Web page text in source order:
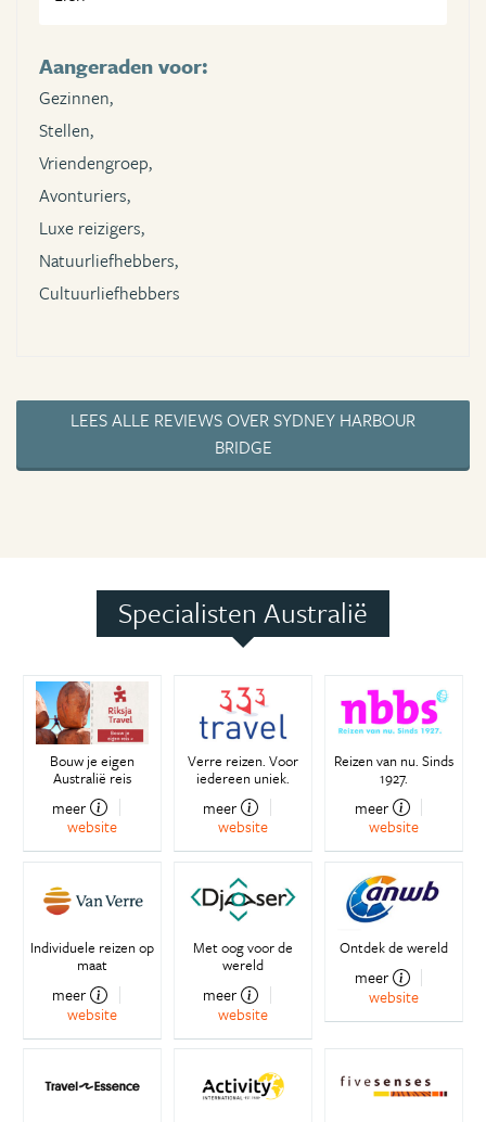
Aangeraden voor:
Gezinnen,
Stellen,
Vriendengroep,
Avonturiers,
Luxe reizigers,
Natuurliefhebbers,
Cultuurliefhebbers
LEES ALLE REVIEWS OVER SYDNEY HARBOUR
BRIDGE
Specialisten Australië
Bouw je eigen
Australië reis
meer
website
Verre reizen. Voor
iedereen uniek.
meer
website
Reizen van nu. Sinds
1927.
meer
website
Individuele reizen op
maat
meer
website
Met oog voor de
wereld
meer
website
Ontdek de wereld
meer
website